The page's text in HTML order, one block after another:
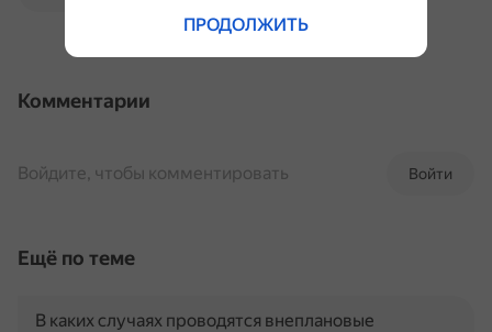
Комментарии
Войти
Войдите, чтобы комментировать
Ещё по теме
В каких случаях проводятся внеплановые
ПРОДОЛЖИТЬ